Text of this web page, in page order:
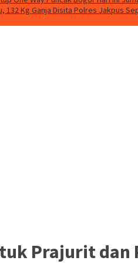
132 Kg Ganja Disita Polres Jakpus
Prajurit dan